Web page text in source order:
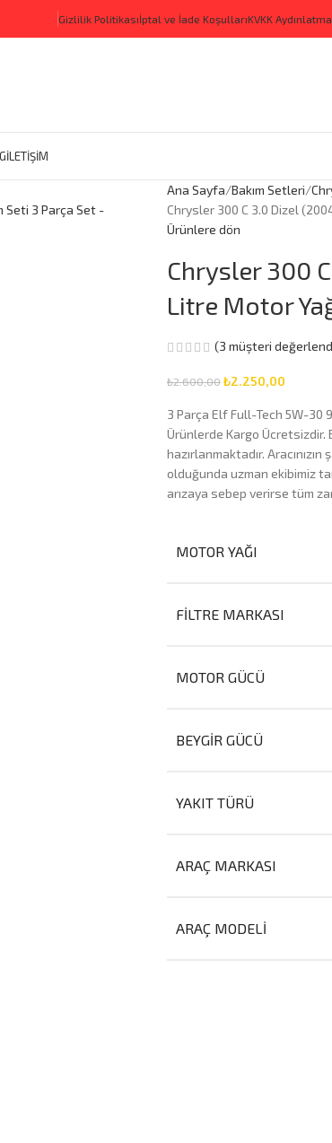
Gizlilik Politikasıİptal ve İade KoşullarıKVKK
İLETİŞİM
Ana Sayfa Bakım Setleri
Chrysler 300 C 3.0 Dizel
Ürünlere dön
Chrysler 300
Litre Motor
(3 müşteri
₺2.600,00₺2.250,00
3 Parça Elf Full-Tech 5W-30
Ürünlerde Kargo Ücretsizdir.
hazırlanmaktadır.
olduğunda uzman ekibimiz
arızaya sebep verirse tüm
MOTOR YAĞI
FILTRE MARKASI
MOTOR GÜCÜ
BEYGIR GÜCÜ
YAKIT TÜRÜ
ARAÇ MARKASI
ARAÇ MODELI